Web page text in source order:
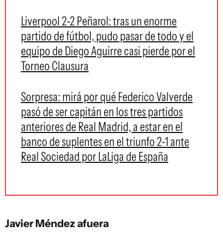
Liverpool 2-2 Peñarol: tras un enorme
partido de fútbol, pudo pasar de todo y el
equipo de Diego Aguirre casi pierde por el
Torneo Clausura
Sorpresa: mirá por qué Federico Valverde
pasó de ser capitán en los tres partidos
anteriores de Real Madrid, a estar en el
banco de suplentes en el triunfo 2-1 ante
Real Sociedad por LaLiga de España
Javier Méndez afuera